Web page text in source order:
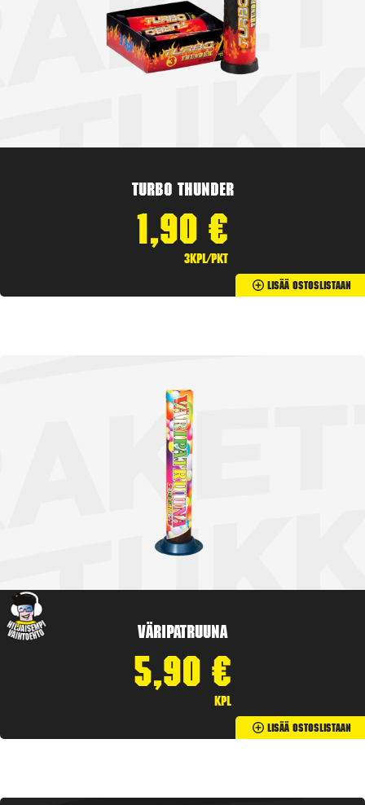
Turbo Thunder
1,90 €
3kpl/pkt
Lisää Ostoslistaan
Väripatruuna
5,90 €
kpl
Lisää Ostoslistaan